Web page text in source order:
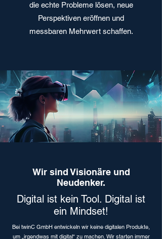
die echte Probleme lösen, neue
Perspektiven eröffnen und
messbaren Mehrwert schaffen.
Wir sind Visionäre und
Neudenker.
Digital ist kein Tool. Digital ist
ein Mindset!
Bei twinC GmbH entwickeln wir keine digitalen Produkte,
um „irgendwas mit digital“ zu machen. Wir starten immer